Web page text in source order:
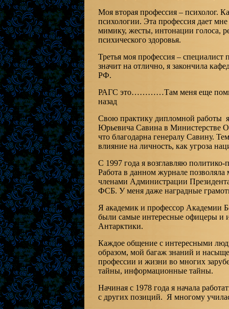
Моя вторая профессия – психолог.
психологии. Эта профессия дает
мимику, жесты, интонации голоса,
психического здоровья.
Третья моя профессия –
значит на отлично, я закончила
РФ.
РАГС это…………Там меня еще
назад
Свою практику дипломной работы я
Юрьевича Савина в Министерстве
что благодарна генералу Савину.
влияние на личность, как угроза
С 1997 года я возглавляю
Работа в данном журнале
членами Администрации
ФСБ. У меня даже наградные
Я академик и профессор Академии
были самые интересные офицеры и
Антарктики.
Каждое общение с интересными
образом, мой багаж знаний и
профессии и жизни во многих
тайны, информационные тайны.
Начиная с 1978 года я начала
с других позиций. Я многому